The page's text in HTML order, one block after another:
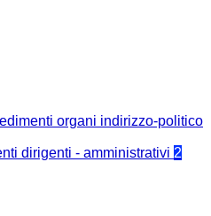
organi indirizzo-politico
dirigenti - amministrativi 2